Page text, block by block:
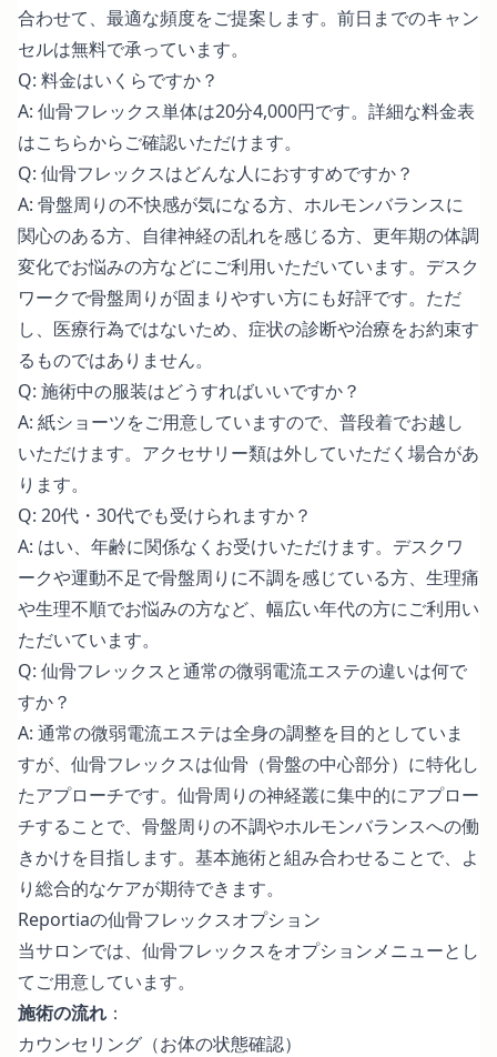
合わせて、最適な頻度をご提案します。前日までのキャン
セルは無料で承っています。
Q: 料金はいくらですか？
A: 仙骨フレックス単体は20分4,000円です。詳細な料金表
はこちらからご確認いただけます。
Q: 仙骨フレックスはどんな人におすすめですか？
A: 骨盤周りの不快感が気になる方、ホルモンバランスに
関心のある方、自律神経の乱れを感じる方、更年期の体調
変化でお悩みの方などにご利用いただいています。デスク
ワークで骨盤周りが固まりやすい方にも好評です。ただ
し、医療行為ではないため、症状の診断や治療をお約束す
るものではありません。
Q: 施術中の服装はどうすればいいですか？
A: 紙ショーツをご用意していますので、普段着でお越し
いただけます。アクセサリー類は外していただく場合があ
ります。
Q: 20代・30代でも受けられますか？
A: はい、年齢に関係なくお受けいただけます。デスクワ
ークや運動不足で骨盤周りに不調を感じている方、生理痛
や生理不順でお悩みの方など、幅広い年代の方にご利用い
ただいています。
Q: 仙骨フレックスと通常の微弱電流エステの違いは何で
すか？
A: 通常の微弱電流エステは全身の調整を目的としていま
すが、仙骨フレックスは仙骨（骨盤の中心部分）に特化し
たアプローチです。仙骨周りの神経叢に集中的にアプロー
チすることで、骨盤周りの不調やホルモンバランスへの働
きかけを目指します。基本施術と組み合わせることで、よ
り総合的なケアが期待できます。
Reportiaの仙骨フレックスオプション
当サロンでは、仙骨フレックスをオプションメニューとし
てご用意しています。
施術の流れ ：
カウンセリング（お体の状態確認）